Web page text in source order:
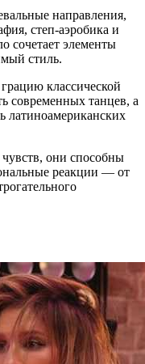
направления,
степ-аэробика и
сочетает элементы
стиль.
классической
современных танцев, а
латиноамериканских
они способны
реакции — от